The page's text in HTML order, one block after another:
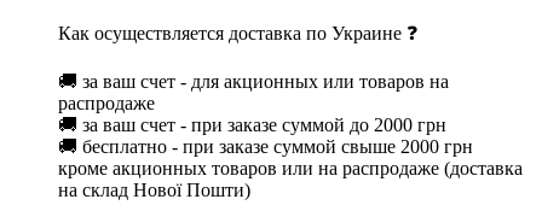
Как осуществляется доставка по Украине ❓
🚚 за ваш счет - для акционных или товаров на
распродаже
🚚 за ваш счет - при заказе суммой до 2000 грн
🚚 бесплатно - при заказе суммой свыше 2000 грн
кроме акционных товаров или на распродаже (доставка
на склад Нової Пошти)